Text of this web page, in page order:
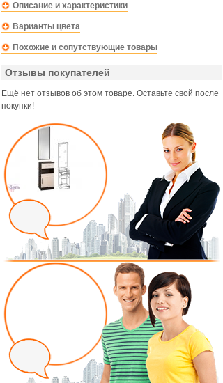
Описание и характеристики
Варианты цвета
Похожие и сопутствующие товары
Отзывы покупателей
Ещё нет отзывов об этом товаре. Оставьте свой после
покупки!